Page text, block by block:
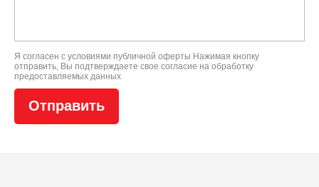
Я согласен с условиями публичной оферты Нажимая кнопку
отправить, Вы подтверждаете свое согласие на обработку
предоставляемых данных